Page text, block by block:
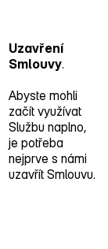
Uzavření
Smlouvy.
Abyste mohli
začít využívat
Službu naplno,
je potřeba
nejprve s námi
uzavřít Smlouvu.